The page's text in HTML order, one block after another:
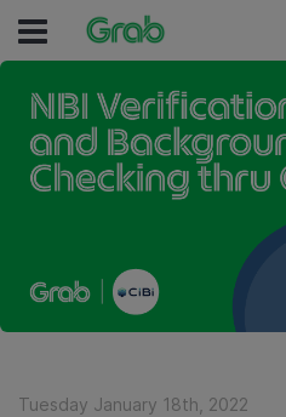
Tuesday January 18th, 2022